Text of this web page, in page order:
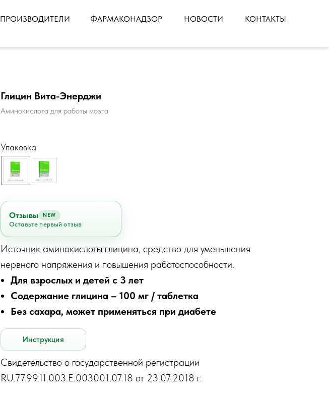
ПРОИЗВОДИТЕЛИ КОНТАКТЫ
НОВОСТИ
ФАРМАКОНАДЗОР
Глицин Вита-Энерджи
Аминокислота для работы мозга
Упаковка
Отзывы NEW
Оставьте первый отзыв
Источник аминокислоты глицина, средство для уменьшения
нервного напряжения и повышения работоспособности.
Для взрослых и детей с 3 лет
Содержание глицина – 100 мг / таблетка
Без сахара, может применяться при диабете
Инструкция
Свидетельство о государственной регистрации
RU.77.99.11.003.E.003001.07.18 от 23.07.2018 г.